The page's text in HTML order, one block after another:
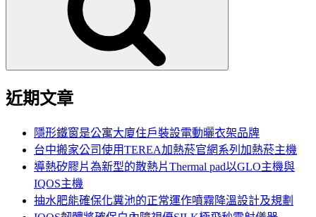
近期文章
隱形鐵窗是公寓大廈住戶裝設電動曬衣架品牌
台中搬家公司使用TEREA加熱菸官網系列加熱菸主機
導熱矽膠片為新型的散熱片Thermal pad以GLO主機與
IQOS主機
抽水肥能確保化糞池的正常運作噴霧降溫設計及規劃